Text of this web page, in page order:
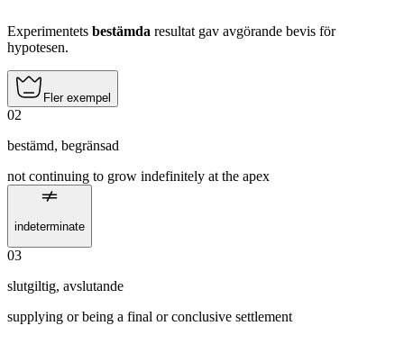
Experimentets bestämda resultat gav avgörande bevis för
hypotesen.
Fler exempel
02
bestämd, begränsad
not continuing to grow indefinitely at the apex
indeterminate
03
slutgiltig, avslutande
supplying or being a final or conclusive settlement